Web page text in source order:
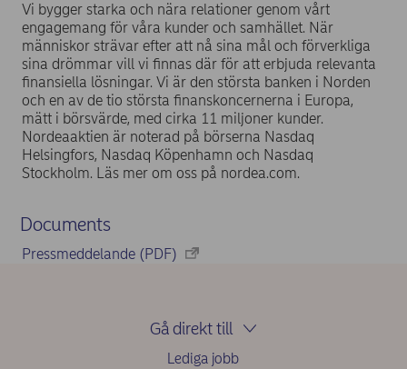
Vi bygger starka och nära relationer genom vårt
engagemang för våra kunder och samhället. När
människor strävar efter att nå sina mål och förverkliga
sina drömmar vill vi finnas där för att erbjuda relevanta
finansiella lösningar. Vi är den största banken i Norden
och en av de tio största finanskoncernerna i Europa,
mätt i börsvärde, med cirka 11 miljoner kunder.
Nordeaaktien är noterad på börserna Nasdaq
Helsingfors, Nasdaq Köpenhamn och Nasdaq
Stockholm. Läs mer om oss på nordea.com.
Documents
Pressmeddelande (PDF)
Gå direkt till
Lediga jobb